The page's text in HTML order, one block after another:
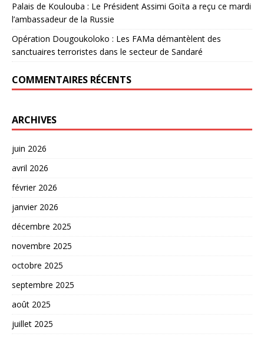
Palais de Koulouba : Le Président Assimi Goïta a reçu ce mardi
l’ambassadeur de la Russie
Opération Dougoukoloko : Les FAMa démantèlent des
sanctuaires terroristes dans le secteur de Sandaré
COMMENTAIRES RÉCENTS
ARCHIVES
juin 2026
avril 2026
février 2026
janvier 2026
décembre 2025
novembre 2025
octobre 2025
septembre 2025
août 2025
juillet 2025